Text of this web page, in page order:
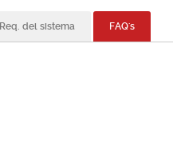
Req. del sistema FAQ's